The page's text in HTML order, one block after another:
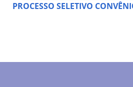
PROCESSO SELETIVO